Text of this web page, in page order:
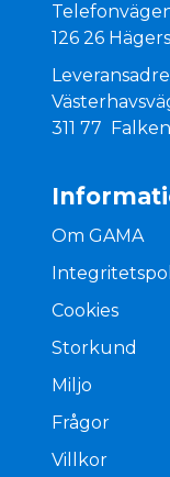
126 26
311 77
Om GAMA
Cookies
Storkund
Miljo
Frågor
Villkor